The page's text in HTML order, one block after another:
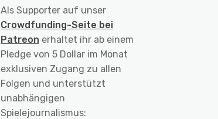
Als Supporter auf unser
Crowdfunding-Seite bei
Patreon erhaltet ihr ab einem
Pledge von 5 Dollar im Monat
exklusiven Zugang zu allen
Folgen und unterstützt
unabhängigen
Spielejournalismus: